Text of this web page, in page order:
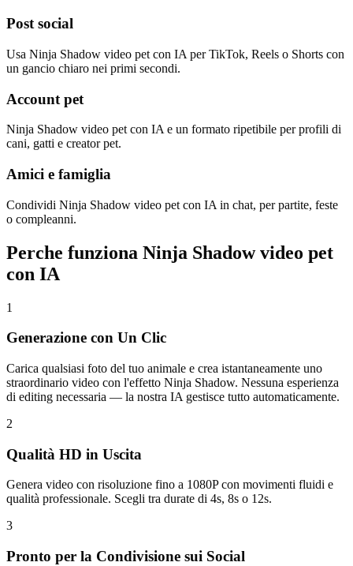
Post social
Usa Ninja Shadow video pet con IA per TikTok, Reels o Shorts con
un gancio chiaro nei primi secondi.
Account pet
Ninja Shadow video pet con IA e un formato ripetibile per profili di
cani, gatti e creator pet.
Amici e famiglia
Condividi Ninja Shadow video pet con IA in chat, per partite, feste
o compleanni.
Perche funziona Ninja Shadow video pet
con IA
1
Generazione con Un Clic
Carica qualsiasi foto del tuo animale e crea istantaneamente uno
straordinario video con l'effetto Ninja Shadow. Nessuna esperienza
di editing necessaria — la nostra IA gestisce tutto automaticamente.
2
Qualità HD in Uscita
Genera video con risoluzione fino a 1080P con movimenti fluidi e
qualità professionale. Scegli tra durate di 4s, 8s o 12s.
3
Pronto per la Condivisione sui Social